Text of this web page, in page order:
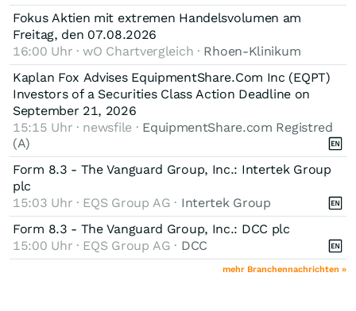
Fokus Aktien mit extremen Handelsvolumen am
Freitag, den 07.08.2026
16:00 Uhr · wO Chartvergleich · Rhoen-Klinikum
Kaplan Fox Advises EquipmentShare.Com Inc (EQPT)
Investors of a Securities Class Action Deadline on
September 21, 2026
15:15 Uhr · newsfile · EquipmentShare.com Registred
(A)
Form 8.3 - The Vanguard Group, Inc.: Intertek Group
plc
15:03 Uhr · EQS Group AG · Intertek Group
Form 8.3 - The Vanguard Group, Inc.: DCC plc
15:00 Uhr · EQS Group AG · DCC
mehr Branchennachrichten »